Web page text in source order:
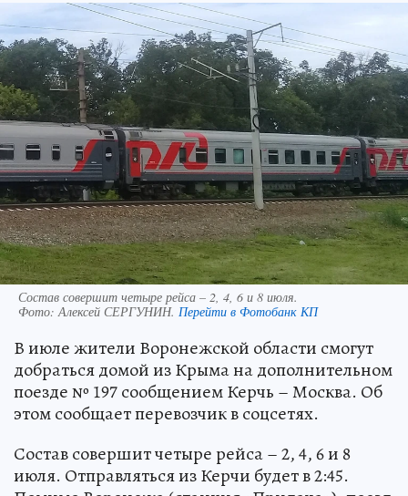
Состав совершит четыре рейса – 2, 4, 6 и 8 июля.
Фото: Алексей СЕРГУНИН. Перейти в Фотобанк КП
В июле жители Воронежской области смогут
добраться домой из Крыма на дополнительном
поезде № 197 сообщением Керчь – Москва. Об
этом сообщает перевозчик в соцсетях.
Состав совершит четыре рейса – 2, 4, 6 и 8
июля. Отправляться из Керчи будет в 2:45.